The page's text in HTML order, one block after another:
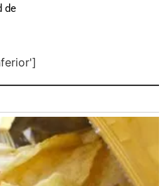
de